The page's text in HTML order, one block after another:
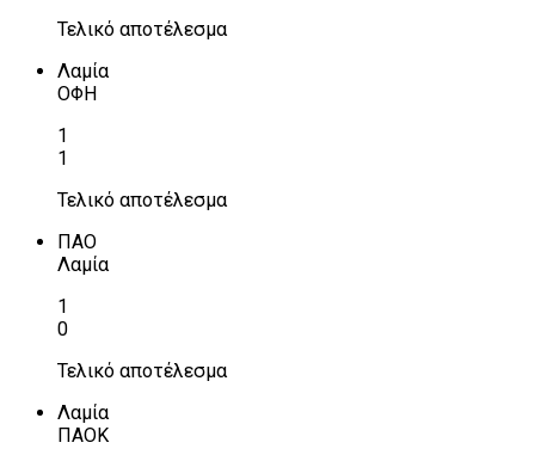
Τελικό αποτέλεσμα
Λαμία
ΟΦΗ
1
1
Τελικό αποτέλεσμα
ΠΑΟ
Λαμία
1
0
Τελικό αποτέλεσμα
Λαμία
ΠΑΟΚ